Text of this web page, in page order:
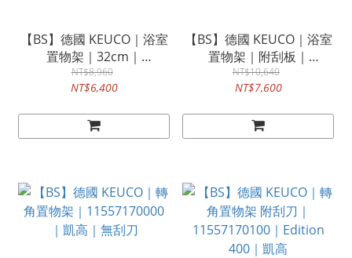
【BS】德國 KEUCO｜浴室
置物架｜32cm｜
24954370000｜霧黑色｜
Plan
NT$8,960
NT$6,400
【BS】德國 KEUCO｜浴室
置物架｜附刮板｜
11159010000｜亮面鉻色
｜Edtion 11｜凱高
NT$10,640
NT$7,600